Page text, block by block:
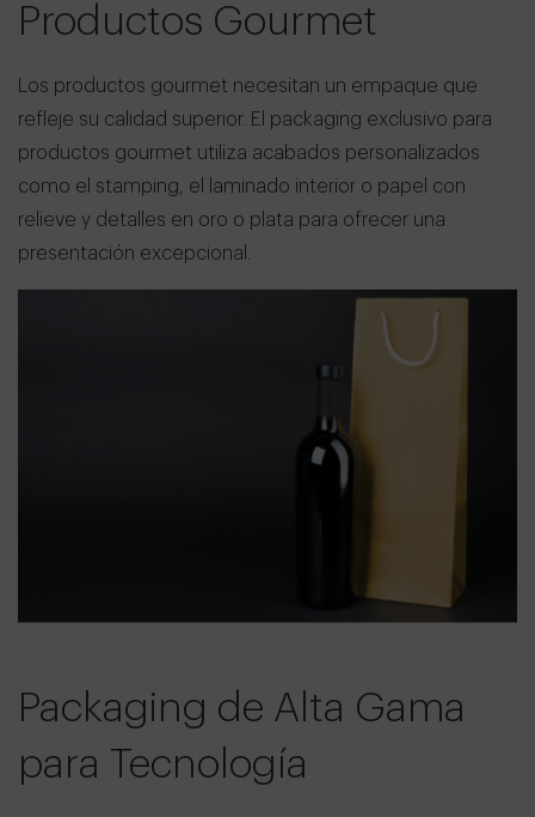
Productos Gourmet
Los productos gourmet necesitan un empaque que
refleje su calidad superior. El packaging exclusivo para
productos gourmet utiliza acabados personalizados
como el stamping, el laminado interior o papel con
relieve y detalles en oro o plata para ofrecer una
presentación excepcional.
Packaging de Alta Gama
para Tecnología